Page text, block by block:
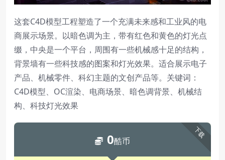
这套C4D模型工程塑造了一个充满未来感和工业风的电
商展示场景。以暗色调为主，带有红色和黄色的灯光点
缀，中央是一个平台，周围有一些机械感十足的结构，
背景墙有一些科技感的图案和灯光效果。适合展示电子
产品、机械零件、科幻主题的文创产品等。关键词：
C4D模型、OC渲染、电商场景、暗色调背景、机械结
构、科技灯光效果
下载
0酷币